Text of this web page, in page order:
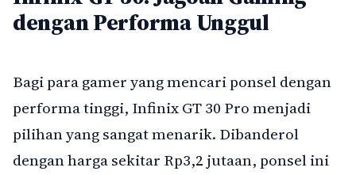
dengan Performa Unggul
Bagi para gamer yang mencari ponsel dengan
performa tinggi, Infinix GT 30 Pro menjadi
pilihan yang sangat menarik. Dibanderol
dengan harga sekitar Rp3,2 jutaan, ponsel ini